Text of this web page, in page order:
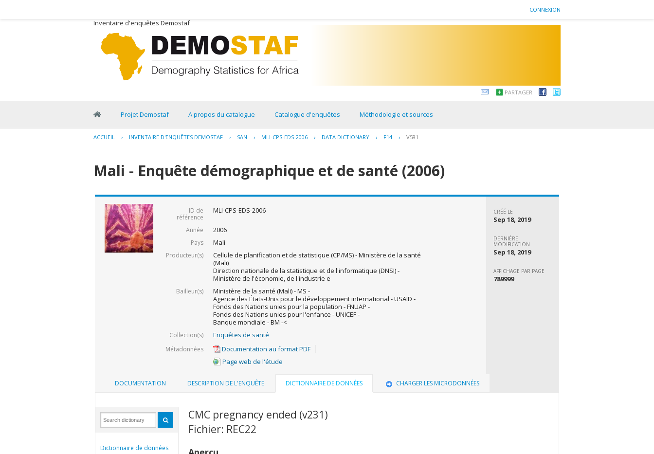
CONNEXION
Inventaire d'enquêtes Demostaf
PARTAGER
Projet Demostaf A propos du catalogue Catalogue d'enquêtes Méthodologie et sources
ACCUEIL › INVENTAIRE D'ENQUÊTES DEMOSTAF › SAN › MLI-CPS-EDS-2006 › DATA DICTIONARY › F14 › V581
Mali - Enquête démographique et de santé (2006)
ID de
référence
MLI-CPS-EDS-2006
Année 2006
Pays Mali
Producteur(s)
Cellule de planification et de statistique (CP/MS) - Ministère de la santé
(Mali)
Direction nationale de la statistique et de l'informatique (DNSI) -
Ministère de l'économie, de l'industrie e
Bailleur(s)
Ministère de la santé (Mali) - MS -
Agence des États-Unis pour le développement international - USAID -
Fonds des Nations unies pour la population - FNUAP -
Fonds des Nations unies pour l'enfance - UNICEF -
Banque mondiale - BM -<
Collection(s) Enquêtes de santé
Métadonnées
Documentation au format PDF
Page web de l'étude
CRÉÉ LE
Sep 18, 2019
DERNIÈRE
MODIFICATION
Sep 18, 2019
AFFICHAGE PAR PAGE
789999
DOCUMENTATION DESCRIPTION DE L'ENQUÊTE DICTIONNAIRE DE DONNÉES CHARGER LES MICRODONNÉES
Dictionnaire de données
CMC pregnancy ended (v231)
Fichier: REC22